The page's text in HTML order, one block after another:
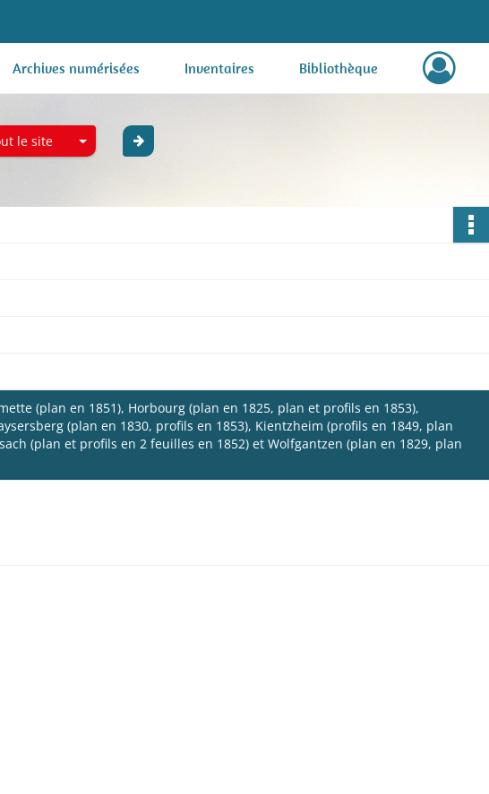
Archives numérisées Inventaires Bibliothèque
le site
(plan en 1851), Horbourg (plan en 1825, plan et profils en 1853),
(plan en 1830, profils en 1853), Kientzheim (profils en 1849, plan
(plan et profils en 2 feuilles en 1852) et Wolfgantzen (plan en 1829, plan